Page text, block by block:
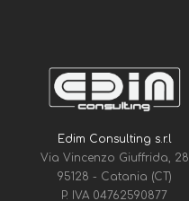
Edim Consulting s.r.l
Via Vincenzo Giuffrida, 28
95128 - Catania (CT)
P. IVA 04762590877